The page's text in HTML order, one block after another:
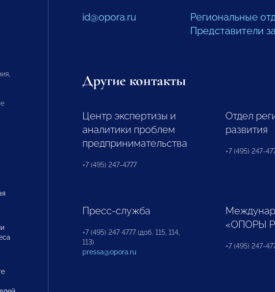
id@opora.ru
Региональные
Представители
Другие контакты
Центр экспертизы и
аналитики проблем
предпринимательства
+7 (495) 247-4777
Отдел
развития
+7 (495) 247-
Пресс-служба
+7 (495) 247 4777 (доб. 115, 114,
113)
pressa@opora.ru
«ОПОРЫ
+7 (495) 247-